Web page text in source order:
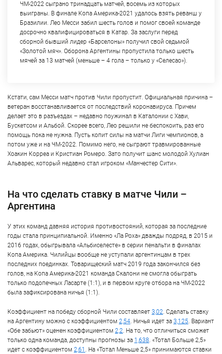
ЧМ-2022 сыграно тринадцать матчей, восемь из которых
выиграны. В финале Копа Америка-2021 удалось взять реванш у
Бразилии. Лео Месси забил шесть голов и помог своей команде
досрочно квалифицироваться в Катар. За заслуги перед
сборной бывший лидер «Барселоны» получил свой седьмой
«Золотой мяч». Оборона Аргентины пропустила только шесть
мячей за 13 матчей (меньше – 4 гола – только у «Селесао»).
Кстати, сам Месси матч против Чили пропустит. Официальная причина –
ветеран восстанавливается от последствий коронавируса. Причем
делает это в разъездах – недавно поужинал в Каталонии с Хави,
Бускетсом и Альбой. Скорее всего, Лео решили не беспокоить, раз его
помощь пока не нужна. Пусть копит силы на матчи Лиги чемпионов, а
потом уже и на ЧМ-2022. Помимо него, не сыграют травмированные
Хоакин Корреа и Кристиан Ромеро. Зато получит шанс молодой Хулиан
Альварес, который недавно стал игроком «Манчестер Сити».
На что сделать ставку в матче Чили –
Аргентина
У этих команд давняя история противостояний, которая за последние
годы стала принципиальной. Именно «Ла Роха» дважды подряд, в 2015 и
2016 годах, обыгрывала «Альбиселесте» в серии пенальти в финалах
Копа Америка. Чилийцы вообще не уступали аргентинцам в трех
последних поединках. Товарищеский матч 2019 года закончился без
голов, на Копа Америка-2021 команда Скалони не смогла обыграть
только подопечных Ласарте (1:1), и в первом круге отбора на ЧМ-2022
была зафиксирована ничья (1:1).
Коэффициент на победу сборной Чили составляет 3,02. Сделать ставку
на Аргентину можно с коэффициентом 2,54. Ничья идет за 3,125. Вариант
«Обе забьют» оценен коэффициентом 2,2. На то, что отличиться сможет
только одна команда, доступны прогнозы за 1,638. «Тотал Больше 2,5»
идет с коэффициентом 2,61 . На «Тотал Меньше 2,5» принимаются ставки